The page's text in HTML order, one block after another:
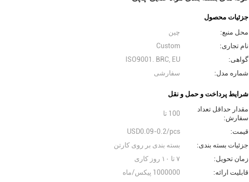
جزئیات محصول
محل منبع:
چین
نام تجاری:
Custom
گواهی:
ISO9001. BRC, EU
شماره مدل:
سفارشی
شرایط پرداخت و حمل و نقل
مقدار حداقل تعداد
سفارش:
100 تا
قیمت:
USD0.09-0.2/pcs
جزئیات بسته بندی:
بسته بندی بر روی کارتن
زمان تحویل:
۷ تا ۱۰ روز کاری
قابلیت ارائه:
1000000 پيكس/ماه